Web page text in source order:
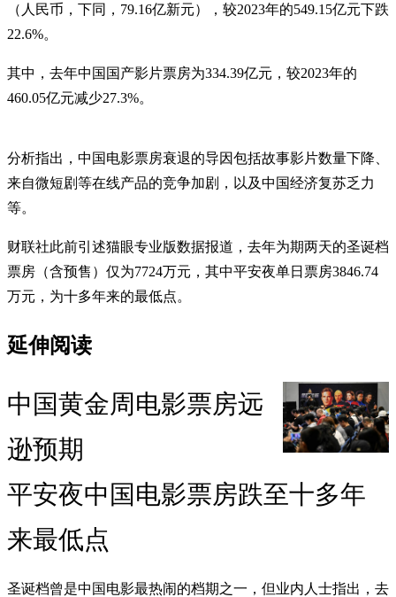
（人民币，下同，79.16亿新元），较2023年的549.15亿元下跌
22.6%。
其中，去年中国国产影片票房为334.39亿元，较2023年的
460.05亿元减少27.3%。
分析指出，中国电影票房衰退的导因包括故事影片数量下降、
来自微短剧等在线产品的竞争加剧，以及中国经济复苏乏力
等。
财联社此前引述猫眼专业版数据报道，去年为期两天的圣诞档
票房（含预售）仅为7724万元，其中平安夜单日票房3846.74
万元，为十多年来的最低点。
延伸阅读
中国黄金周电影票房远
逊预期
平安夜中国电影票房跌至十多年
来最低点
圣诞档曾是中国电影最热闹的档期之一，但业内人士指出，去